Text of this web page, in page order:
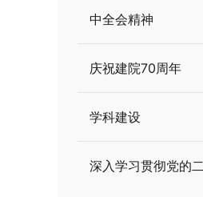
中全会精神
庆祝建院70周年
学科建设
深入学习贯彻党的